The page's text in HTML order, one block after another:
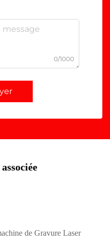
0/1000
de Gravure Laser